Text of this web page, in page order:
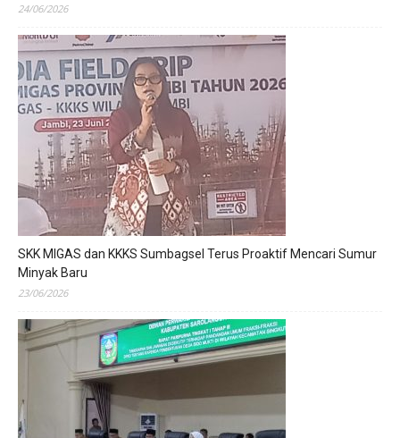
24/06/2026
SKK MIGAS dan KKKS Sumbagsel Terus Proaktif Mencari Sumur
Minyak Baru
23/06/2026